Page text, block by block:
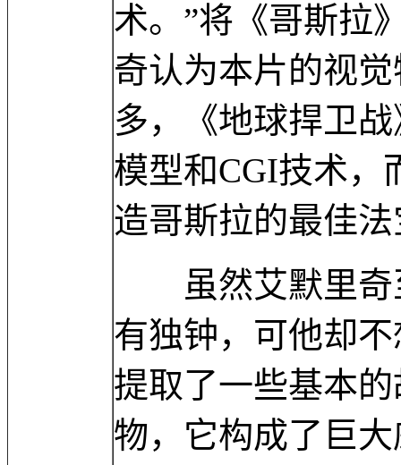
术。”将《哥斯拉
奇认为本片的视
多，《地球捍卫
模型和CGI技术，
造哥斯拉的最佳
虽然艾默里奇
有独钟，可他却
提取了一些基本
物，它构成了巨